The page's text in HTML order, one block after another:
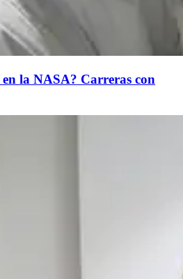
la NASA? Carreras con